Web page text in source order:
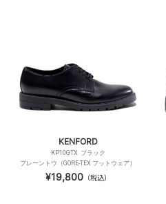
KENFORD
KP10GTX ブラック
プレーントウ（GORE-TEX フットウェア）
¥19,800（税込）